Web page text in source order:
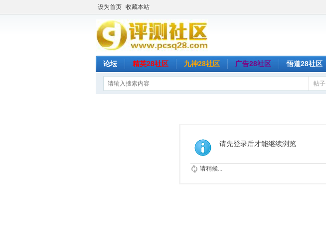
设为首页 收藏本站
论坛 精英28社区 九神28社区 广告28社区 悟道28社区
帖子
请先登录后才能继续浏览
请稍候...